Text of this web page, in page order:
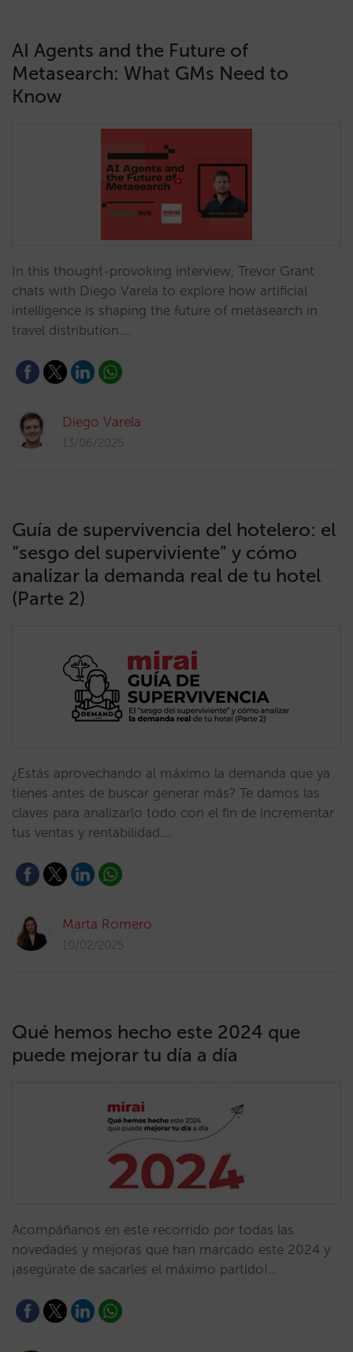
AI Agents and the Future of
Metasearch: What GMs Need to
Know
In this thought-provoking interview, Trevor Grant
chats with Diego Varela to explore how artificial
intelligence is shaping the future of metasearch in
travel distribution.…
Diego Varela
13/06/2025
Guía de supervivencia del hotelero: el
“sesgo del superviviente” y cómo
analizar la demanda real de tu hotel
(Parte 2)
¿Estás aprovechando al máximo la demanda que ya
tienes antes de buscar generar más? Te damos las
claves para analizarlo todo con el fin de incrementar
tus ventas y rentabilidad.…
Marta Romero
10/02/2025
Qué hemos hecho este 2024 que
puede mejorar tu día a día
Acompáñanos en este recorrido por todas las
novedades y mejoras que han marcado este 2024 y
¡asegúrate de sacarles el máximo partido!…